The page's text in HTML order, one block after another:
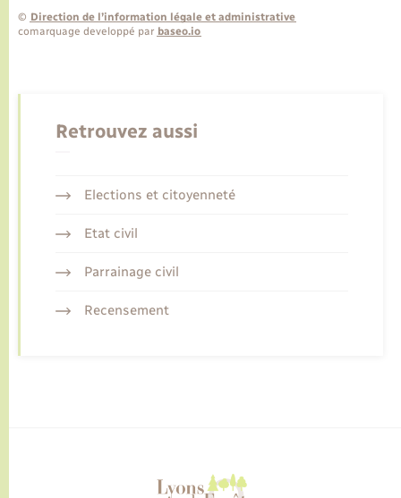
© Direction de l’information légale et administrative
comarquage developpé par baseo.io
Retrouvez aussi
Elections et citoyenneté
Etat civil
Parrainage civil
Recensement